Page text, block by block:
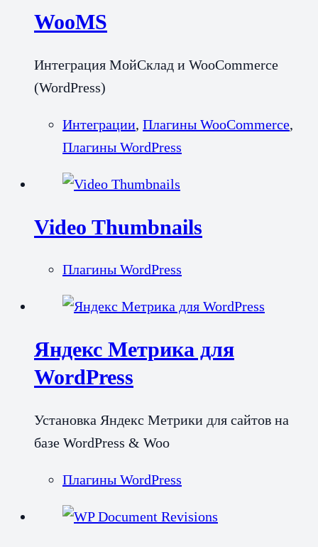
WooMS
Интеграция МойСклад и WooCommerce
(WordPress)
Интеграции, Плагины WooCommerce,
Плагины WordPress
Video Thumbnails
Плагины WordPress
Яндекс Метрика для
WordPress
Установка Яндекс Метрики для сайтов на
базе WordPress & Woo
Плагины WordPress